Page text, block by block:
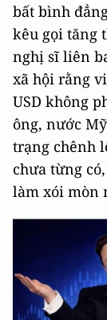
bất bình
kêu gọi tăng
nghị sĩ liên
xã hội rằng
USD không
ông, nước
trạng chênh
chưa từng
làm xói mòn